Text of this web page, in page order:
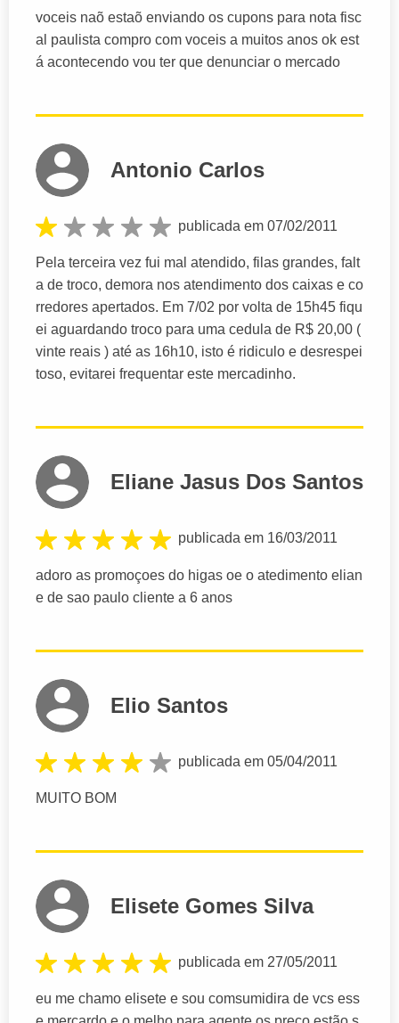
voceis naõ estaõ enviando os cupons para nota fisc
al paulista compro com voceis a muitos anos ok est
á acontecendo vou ter que denunciar o mercado
Antonio Carlos
publicada em 07/02/2011
Pela terceira vez fui mal atendido, filas grandes, falt
a de troco, demora nos atendimento dos caixas e co
rredores apertados. Em 7/02 por volta de 15h45 fiqu
ei aguardando troco para uma cedula de R$ 20,00 (
vinte reais ) até as 16h10, isto é ridiculo e desrespei
toso, evitarei frequentar este mercadinho.
Eliane Jasus Dos Santos
publicada em 16/03/2011
adoro as promoçoes do higas oe o atedimento elian
e de sao paulo cliente a 6 anos
Elio Santos
publicada em 05/04/2011
MUITO BOM
Elisete Gomes Silva
publicada em 27/05/2011
eu me chamo elisete e sou comsumidira de vcs ess